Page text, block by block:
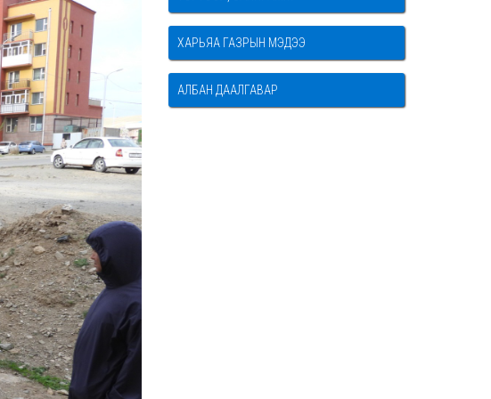
ХАРЬЯА ГАЗРЫН МЭДЭЭ
АЛБАН ДААЛГАВАР